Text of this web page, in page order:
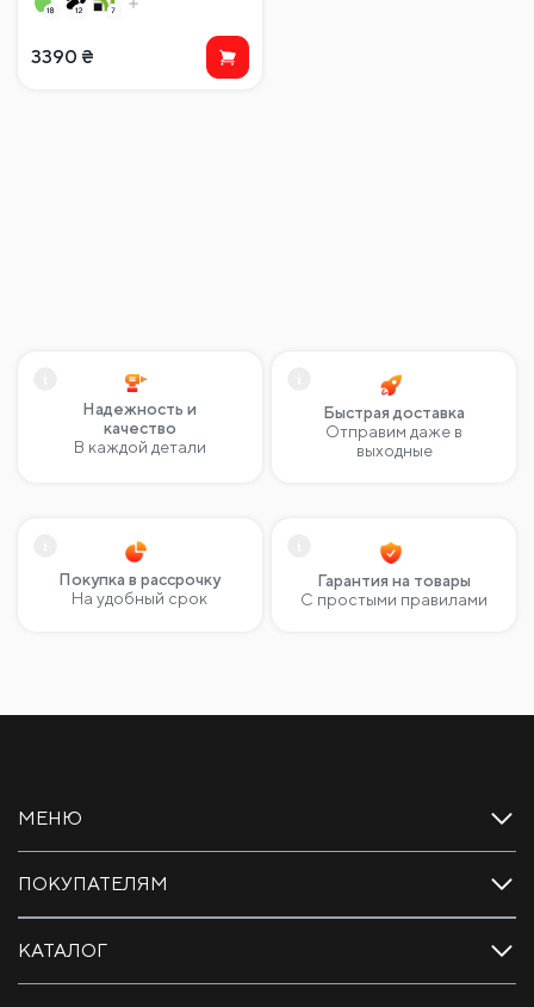
3390 ₴
Надежность и
качество
В каждой детали
Быстрая доставка
Отправим даже в
выходные
Покупка в рассрочку
На удобный срок
Гарантия на товары
С простыми правилами
КАТАЛОГ
ПОКУПАТЕЛЯМ
МЕНЮ